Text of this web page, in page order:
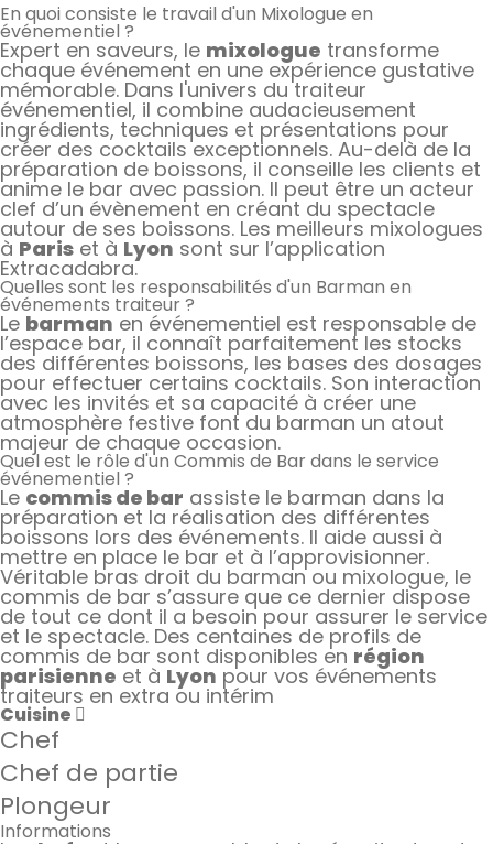
En quoi consiste le travail d'un Mixologue en
événementiel ?
Expert en saveurs, le mixologue transforme
chaque événement en une expérience gustative
mémorable. Dans l'univers du traiteur
événementiel, il combine audacieusement
ingrédients, techniques et présentations pour
créer des cocktails exceptionnels. Au-delà de la
préparation de boissons, il conseille les clients et
anime le bar avec passion. Il peut être un acteur
clef d’un évènement en créant du spectacle
autour de ses boissons. Les meilleurs mixologues
à Paris et à Lyon sont sur l’application
Extracadabra.
Quelles sont les responsabilités d'un Barman en
événements traiteur ?
Le barman en événementiel est responsable de
l’espace bar, il connaît parfaitement les stocks
des différentes boissons, les bases des dosages
pour effectuer certains cocktails. Son interaction
avec les invités et sa capacité à créer une
atmosphère festive font du barman un atout
majeur de chaque occasion.
Quel est le rôle d'un Commis de Bar dans le service
événementiel ?
Le commis de bar assiste le barman dans la
préparation et la réalisation des différentes
boissons lors des événements. Il aide aussi à
mettre en place le bar et à l’approvisionner.
Véritable bras droit du barman ou mixologue, le
commis de bar s’assure que ce dernier dispose
de tout ce dont il a besoin pour assurer le service
et le spectacle. Des centaines de profils de
commis de bar sont disponibles en région
parisienne et à Lyon pour vos événements
traiteurs en extra ou intérim
Cuisine
Chef
Chef de partie
Plongeur
Informations